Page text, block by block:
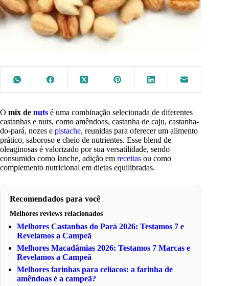
O mix de nuts é uma combinação selecionada de diferentes
castanhas e nuts, como amêndoas, castanha de caju, castanha-
do-pará, nozes e pistache, reunidas para oferecer um alimento
prático, saboroso e cheio de nutrientes. Esse blend de
oleaginosas é valorizado por sua versatilidade, sendo
consumido como lanche, adição em receitas ou como
complemento nutricional em dietas equilibradas.
Recomendados para você
Melhores reviews relacionados
Melhores Castanhas do Pará 2026: Testamos 7 e
Revelamos a Campeã
Melhores Macadâmias 2026: Testamos 7 Marcas e
Revelamos a Campeã
Melhores farinhas para celíacos: a farinha de
amêndoas é a campeã?